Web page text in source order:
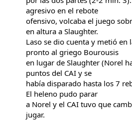
agresivo en el rebote
ofensivo, volcaba el juego
en altura a Slaughter.
Laso se dio cuenta y metió en
pronto al griego Bourousis
en lugar de Slaughter (Norel
puntos del CAI y se
había disparado hasta los 7
El heleno pudo parar
a Norel y el CAI tuvo que
jugar.